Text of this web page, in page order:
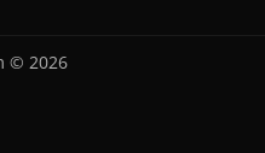
© 2026